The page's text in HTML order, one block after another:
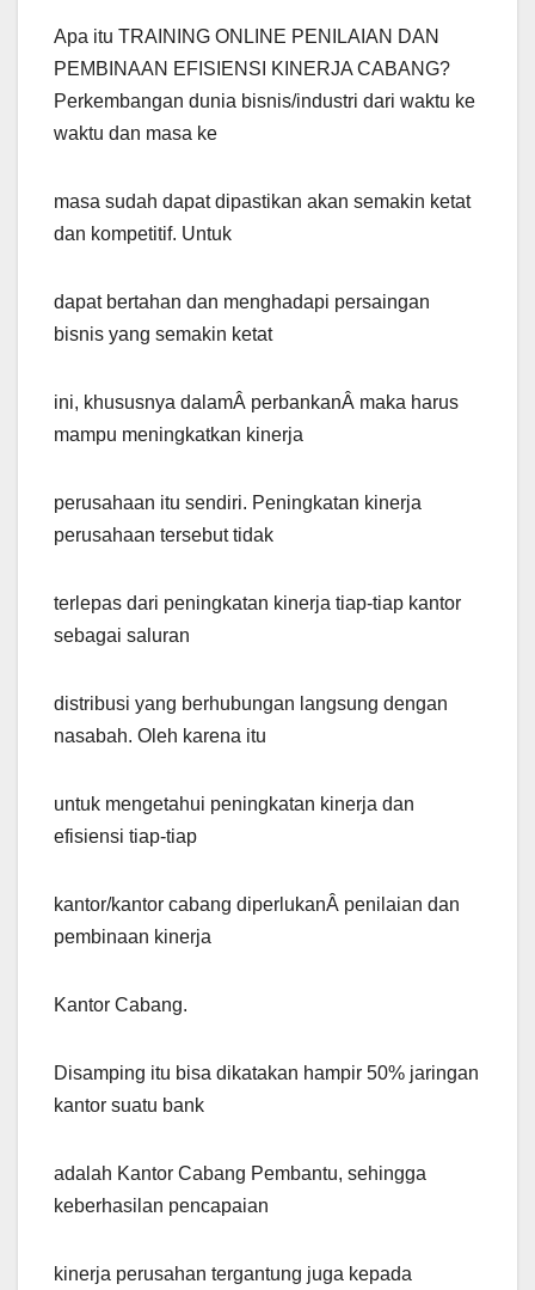
Apa itu TRAINING ONLINE PENILAIAN DAN
PEMBINAAN EFISIENSI KINERJA CABANG?
Perkembangan dunia bisnis/industri dari waktu ke
waktu dan masa ke
masa sudah dapat dipastikan akan semakin ketat
dan kompetitif. Untuk
dapat bertahan dan menghadapi persaingan
bisnis yang semakin ketat
ini, khususnya dalamÂ perbankanÂ maka harus
mampu meningkatkan kinerja
perusahaan itu sendiri. Peningkatan kinerja
perusahaan tersebut tidak
terlepas dari peningkatan kinerja tiap-tiap kantor
sebagai saluran
distribusi yang berhubungan langsung dengan
nasabah. Oleh karena itu
untuk mengetahui peningkatan kinerja dan
efisiensi tiap-tiap
kantor/kantor cabang diperlukanÂ penilaian dan
pembinaan kinerja
Kantor Cabang.
Disamping itu bisa dikatakan hampir 50% jaringan
kantor suatu bank
adalah Kantor Cabang Pembantu, sehingga
keberhasilan pencapaian
kinerja perusahan tergantung juga kepada